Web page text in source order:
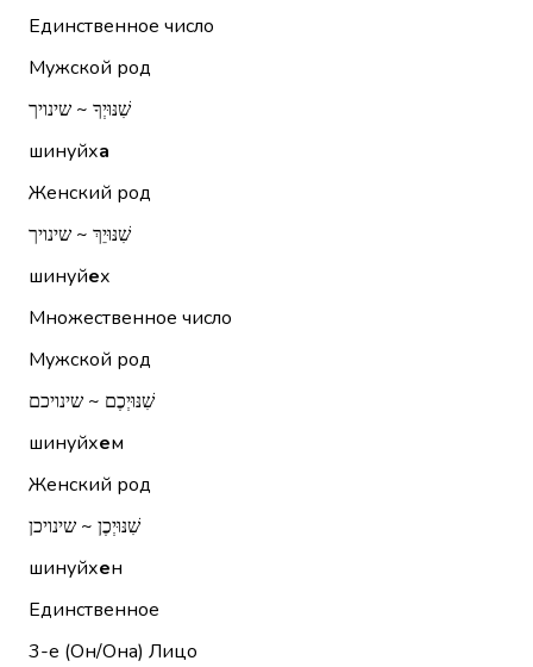
Единственное число
Мужской род
שִׁנּוּיְךָ ~ שינויך
шинуйха
Женский род
שִׁנּוּיֵךְ ~ שינויך
шинуйех
Множественное число
Мужской род
שִׁנּוּיְכֶם ~ שינויכם
шинуйхем
Женский род
שִׁנּוּיְכֶן ~ שינויכן
шинуйхен
Единственное
3-е (Он/Она) Лицо